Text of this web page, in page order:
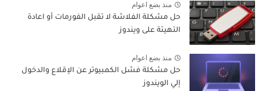
منذ بضع اعوام
حل مشكلة الفلاشة لا تقبل الفورمات أو اعادة
التهيئة على ويندوز
منذ بضع اعوام
حل مشكلة فشل الكمبيوتر عن الإقلاع والدخول
إلي الويندوز